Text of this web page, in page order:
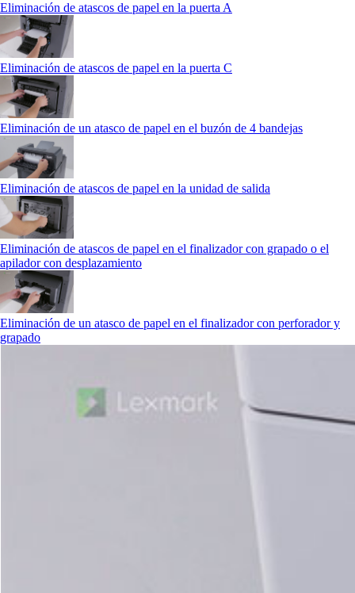
Eliminación de atascos de papel en la puerta A
Eliminación de atascos de papel en la puerta C
Eliminación de un atasco de papel en el buzón de 4 bandejas
Eliminación de atascos de papel en la unidad de salida
Eliminación de atascos de papel en el finalizador con grapado o el
apilador con desplazamiento
Eliminación de un atasco de papel en el finalizador con perforador y
grapado